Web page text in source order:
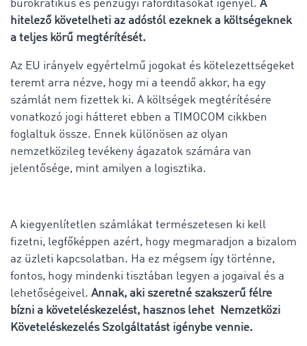
bürokratikus és pénzügyi ráfordításokat igényel. A
hitelező követelheti az adóstól ezeknek a költségeknek
a teljes körű megtérítését.
Az EU irányelv egyértelmű jogokat és kötelezettségeket
teremt arra nézve, hogy mi a teendő akkor, ha egy
számlát nem fizettek ki. A költségek megtérítésére
vonatkozó jogi hátteret ebben a TIMOCOM cikkben
foglaltuk össze. Ennek különösen az olyan
nemzetközileg tevékeny ágazatok számára van
jelentősége, mint amilyen a logisztika.
A kiegyenlítetlen számlákat természetesen ki kell
fizetni, legfőképpen azért, hogy megmaradjon a bizalom
az üzleti kapcsolatban. Ha ez mégsem így történne,
fontos, hogy mindenki tisztában legyen a jogaival és a
lehetőségeivel. Annak, aki szeretné szakszerű félre
bízni a követeléskezelést, hasznos lehet Nemzetközi
Követeléskezelés Szolgáltatást igénybe vennie.